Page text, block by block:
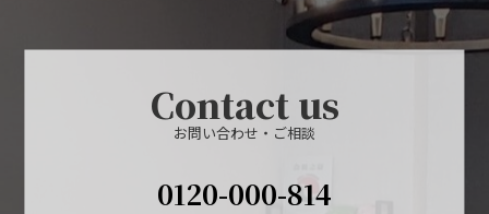
Contact us
お問い合わせ・ご相談
0120-000-814